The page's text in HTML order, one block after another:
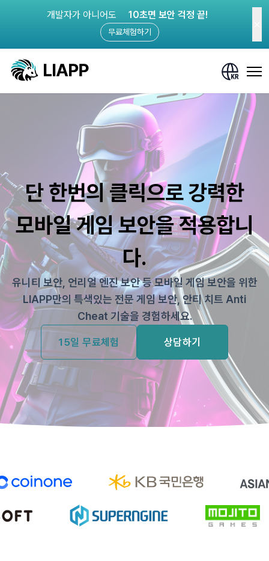
개발자가 아니어도 10초면 보안 걱정 끝!
무료체험하기
단 한번의 클릭으로 강력한
모바일 게임 보안을 적용합니
다.
유니티 보안, 언리얼 엔진 보안 등 모바일 게임 보안을 위한
LIAPP만의 특색있는 전문 게임 보안, 안티 치트 Anti
Cheat 기술을 경험하세요.
15일 무료체험 상담하기